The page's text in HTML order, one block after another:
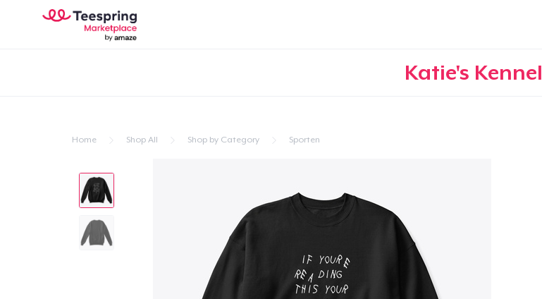
Katie's Kennel
Home Shop All Shop by Category Sporten